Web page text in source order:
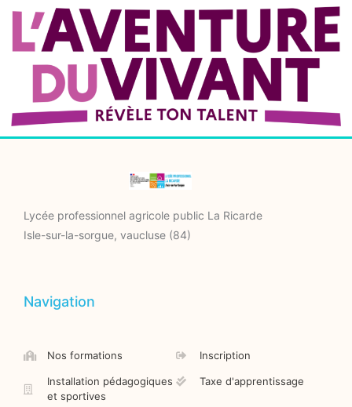
Lycée professionnel agricole public La Ricarde
Isle-sur-la-sorgue, vaucluse (84)
Navigation
Nos formations
Installation pédagogiques
et sportives
Inscription
Taxe d'apprentissage